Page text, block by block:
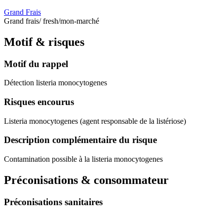
Grand Frais
Grand frais/ fresh/mon-marché
Motif & risques
Motif du rappel
Détection listeria monocytogenes
Risques encourus
Listeria monocytogenes (agent responsable de la listériose)
Description complémentaire du risque
Contamination possible à la listeria monocytogenes
Préconisations & consommateur
Préconisations sanitaires